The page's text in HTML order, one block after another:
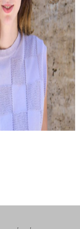
mindent
milyen kérdések
után?